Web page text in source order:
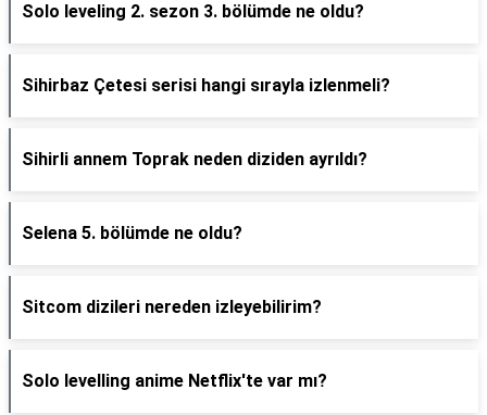
Solo leveling 2. sezon 3. bölümde ne oldu?
Sihirbaz Çetesi serisi hangi sırayla izlenmeli?
Sihirli annem Toprak neden diziden ayrıldı?
Selena 5. bölümde ne oldu?
Sitcom dizileri nereden izleyebilirim?
Solo levelling anime Netflix'te var mı?